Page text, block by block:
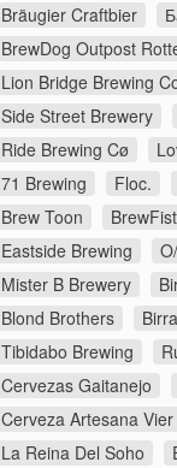
Bräugier Craftbier
BrewDog Outpost
Lion Bridge Brewing
Side Street Brewery
Ride Brewing Cø
71 Brewing
Floc.
Brew Toon
BrewFist
Eastside Brewing
Mister B Brewery
Blond Brothers
Tibidabo Brewing
Cervezas Gaitanejo
Cerveza Artesana Vier
La Reina Del Soho